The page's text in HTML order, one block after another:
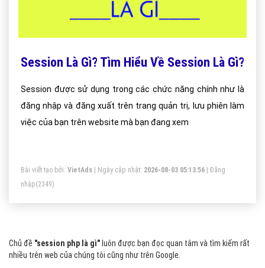
Session Là Gì? Tìm Hiểu Về Session Là Gì?
Session được sử dụng trong các chức năng chính như là
đăng nhập và đăng xuất trên trang quản trị, lưu phiên làm
việc của bạn trên website mà bạn đang xem
Bài viết tạo bởi: VietAds | Ngày cập nhật: 2026-08-03 05:13:56
Đăng
nhập(2349)
Chủ đề "session php là gì" luôn được bạn đọc quan tâm và tìm kiếm rất
nhiều trên web của chúng tôi cũng như trên Google.